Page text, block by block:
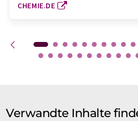
CHEMIE.DE
Verwandte Inhalte